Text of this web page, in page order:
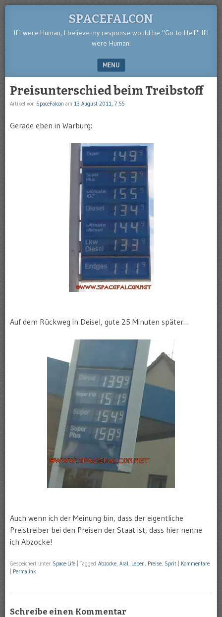
SPACEFALCON
If I were Human, I believe my response would be "Go to Hell!" If I
were Human!
MENU
Preisunterschied beim Treibstoff
Artikel von SpaceFalcon am 13 August 2011, 7:55
Gerade eben in Warburg:
Auf dem Rückweg in Deisel, gute 25 Minuten später…
Auch wenn ich der Meinung bin, dass der eigentliche
Preistreiber bei den Preisen der Staat ist, dass hier nenne
ich Abzocke!
Gespeichert unter Space-Life Tagged Abzocke, Aral, Leben, Preise, Sprit
Kommentare
Permalink
Schreibe einen Kommentar